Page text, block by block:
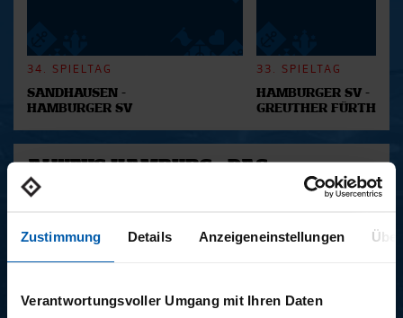
Zustimmung Details Anzeigeneinstellungen
Verantwortungsvoller Umgang mit Ihren Daten
34. SPIELTAG
SANDHAUSEN -
HAMBURGER SV
33. SPIELTAG
HAMBURGER SV -
GREUTHER FÜRTH
ALWAYS HAMBURG - DAS
BONUSMATERIAL